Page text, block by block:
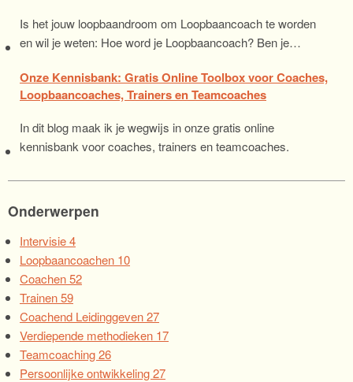
Is het jouw loopbaandroom om Loopbaancoach te worden
en wil je weten: Hoe word je Loopbaancoach? Ben je…
Onze Kennisbank: Gratis Online Toolbox voor Coaches,
Loopbaancoaches, Trainers en Teamcoaches
In dit blog maak ik je wegwijs in onze gratis online
kennisbank voor coaches, trainers en teamcoaches.
Onderwerpen
Intervisie4
Loopbaancoachen 10
Coachen52
Trainen59
Coachend Leidinggeven27
Verdiepende methodieken 17
Teamcoaching26
Persoonlijke ontwikkeling27